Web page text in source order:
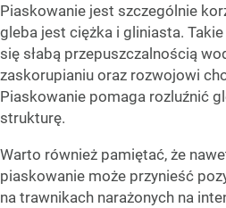
Piaskowanie jest szczególnie
gleba jest ciężka i gliniasta.
się słabą przepuszczalnością
zaskorupianiu oraz rozwojowi
Piaskowanie pomaga rozluźnić
strukturę.
Warto również pamiętać, że
piaskowanie może przynieść
na trawnikach narażonych na